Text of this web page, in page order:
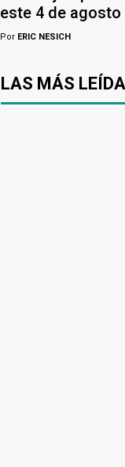
este 4 de
Por ERIC NESICH
LAS MÁS